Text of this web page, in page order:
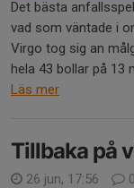
Det bästa
vad som väntade i
Virgo tog sig an
hela 43 bollar på 13
Läs mer
Tillbaka på
26 jun, 17:56